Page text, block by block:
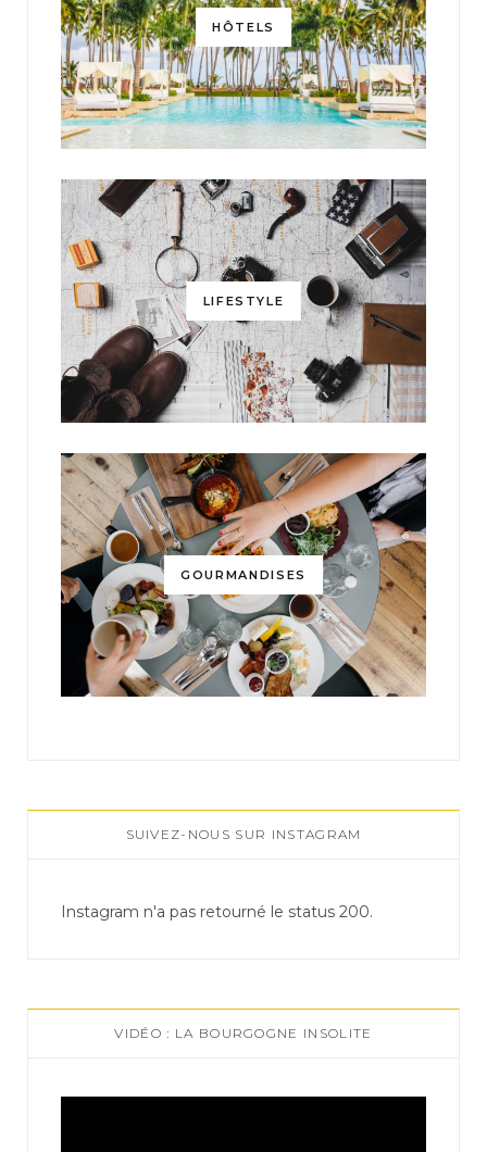
HÔTELS
LIFESTYLE
GOURMANDISES
SUIVEZ-NOUS SUR INSTAGRAM
Instagram n'a pas retourné le status 200.
VIDÉO : LA BOURGOGNE INSOLITE